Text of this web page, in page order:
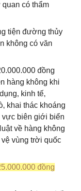
có thẩm
tiện đường thủy
không có văn
đồng
hàng không khi
kinh tế,
khai thác khoáng
vực biên giới biển
về hàng không
vùng trời quốc
đồng